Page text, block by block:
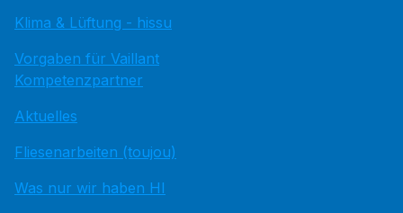
Klima & Lüftung - hissu
Vorgaben für Vaillant
Kompetenzpartner
Aktuelles
Fliesenarbeiten (toujou)
Was nur wir haben HI